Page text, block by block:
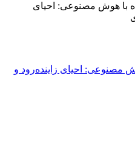
با هوش مصنوعی: احیای
مصنوعی: احیای زاینده‌رود و